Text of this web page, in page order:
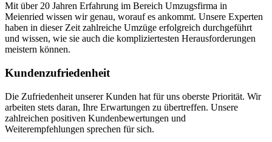
Mit über 20 Jahren Erfahrung im Bereich Umzugsfirma in
Meienried wissen wir genau, worauf es ankommt. Unsere Experten
haben in dieser Zeit zahlreiche Umzüge erfolgreich durchgeführt
und wissen, wie sie auch die kompliziertesten Herausforderungen
meistern können.
Kundenzufriedenheit
Die Zufriedenheit unserer Kunden hat für uns oberste Priorität. Wir
arbeiten stets daran, Ihre Erwartungen zu übertreffen. Unsere
zahlreichen positiven Kundenbewertungen und
Weiterempfehlungen sprechen für sich.